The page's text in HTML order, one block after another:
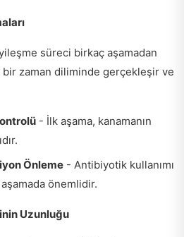
iyileşme süreci birkaç aşamadan
zaman diliminde gerçekleşir ve
- İlk aşama, kanamanın
Önleme - Antibiyotik kullanımı
önemlidir.
Uzunluğu